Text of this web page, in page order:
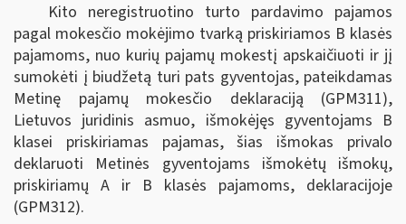
Kito neregistruotino turto pardavimo pajamos
pagal mokesčio mokėjimo tvarką priskiriamos B klasės
pajamoms, nuo kurių pajamų mokestį apskaičiuoti ir jį
sumokėti į biudžetą turi pats gyventojas, pateikdamas
Metinę pajamų mokesčio deklaraciją (GPM311),
Lietuvos juridinis asmuo, išmokėjęs gyventojams B
klasei priskiriamas pajamas, šias išmokas privalo
deklaruoti Metinės gyventojams išmokėtų išmokų,
priskiriamų A ir B klasės pajamoms, deklaracijoje
(GPM312).